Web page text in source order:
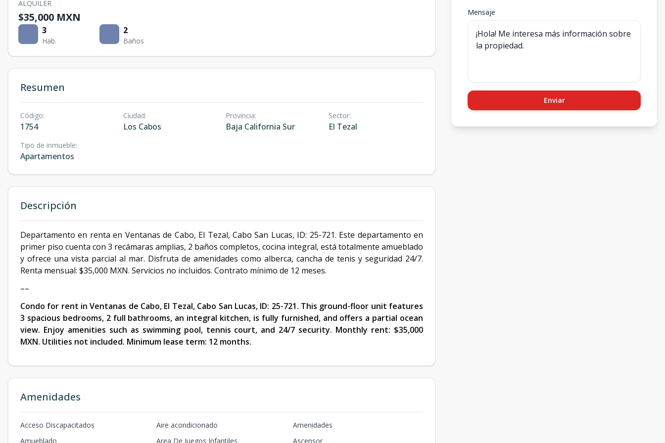
ALQUILER
$35,000 MXN
3
Hab.
2
Baños
Resumen
Código:
1754
Ciudad:
Los Cabos
Provincia:
Baja California Sur
Sector:
El Tezal
Tipo de inmueble:
Apartamentos
Descripción
Departamento en renta en Ventanas de Cabo, El Tezal, Cabo San Lucas, ID: 25-721. Este departamento en
primer piso cuenta con 3 recámaras amplias, 2 baños completos, cocina integral, está totalmente amueblado
y ofrece una vista parcial al mar. Disfruta de amenidades como alberca, cancha de tenis y seguridad 24/7.
Renta mensual: $35,000 MXN. Servicios no incluidos. Contrato mínimo de 12 meses.
––
Condo for rent in Ventanas de Cabo, El Tezal, Cabo San Lucas, ID: 25-721. This ground-floor unit features
3 spacious bedrooms, 2 full bathrooms, an integral kitchen, is fully furnished, and offers a partial ocean
view. Enjoy amenities such as swimming pool, tennis court, and 24/7 security. Monthly rent: $35,000
MXN. Utilities not included. Minimum lease term: 12 months.
Amenidades
Acceso Discapacitados Aire acondicionado
Amenidades
Amueblado
Area De Juegos Infantiles Ascensor
Mensaje
Enviar